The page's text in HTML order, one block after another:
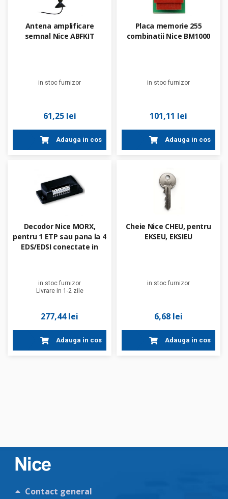
Antena amplificare
semnal Nice ABFKIT
in stoc furnizor
61,25 lei
Adauga in cos
Placa memorie 255
combinatii Nice BM1000
in stoc furnizor
101,11 lei
Adauga in cos
Decodor Nice MORX,
pentru 1 ETP sau pana la 4
EDS/EDSI conectate in
in stoc furnizor
Livrare in 1-2 zile
277,44 lei
Adauga in cos
Cheie Nice CHEU, pentru
EKSEU, EKSIEU
in stoc furnizor
6,68 lei
Adauga in cos
Contact general